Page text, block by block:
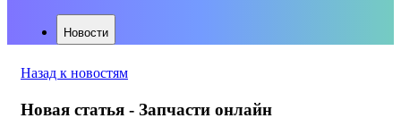
Новости
Назад к новостям
Новая статья - Запчасти онлайн